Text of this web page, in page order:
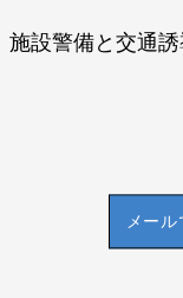
施設警備と交通
メー